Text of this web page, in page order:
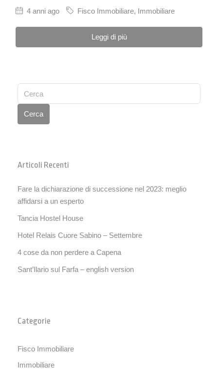
4 anni ago Fisco Immobiliare, Immobiliare
Leggi di più
Cerca
Articoli Recenti
Fare la dichiarazione di successione nel 2023: meglio
affidarsi a un esperto
Tancia Hostel House
Hotel Relais Cuore Sabino – Settembre
4 cose da non perdere a Capena
Sant’Ilario sul Farfa – english version
Categorie
Fisco Immobiliare
Immobiliare